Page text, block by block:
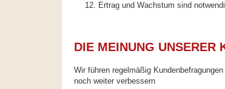
Ertrag und Wachstum sind
DIE MEINUNG UNSERER
Wir führen regelmäßig
noch weiter verbessern